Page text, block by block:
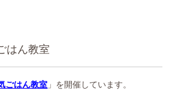
はん教室
ごはん教室 」を開催しています。